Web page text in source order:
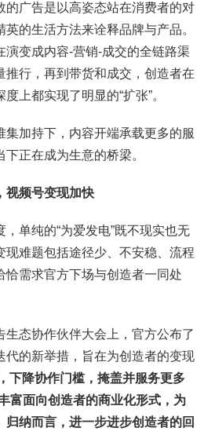
的广告是以高姿态站在消费者的对
的生活方法来诠释品牌与产品。
演变成内容-营销-成交的全链路渠
推行，再到带货和成交，创造者在
上都实现了明显的“扩张”。
集加持下，内容开端承载更多的服
正在成为生意的桥梁。
视频号变现加快
单纯的“为爱发电”既不现实也无
现难题包括途径少、不安稳、流程
恰需求官方下场与创造者一同处
生态协作伙伴大会上，官方公布了
代的新举措，旨在为创造者的变现
下降协作门槛，掩盖并服务更多
富面向创造者的商业化形式，为
归纳而言，进一步进步创造者的回